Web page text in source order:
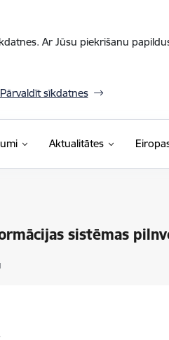
Ar Jūsu piekrišanu
Pārvaldīt sīkdatnes
Aktualitātes
sistēmas